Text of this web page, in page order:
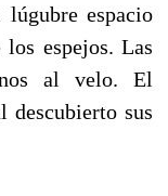
espacio
espejos. Las
al velo. El
descubierto sus